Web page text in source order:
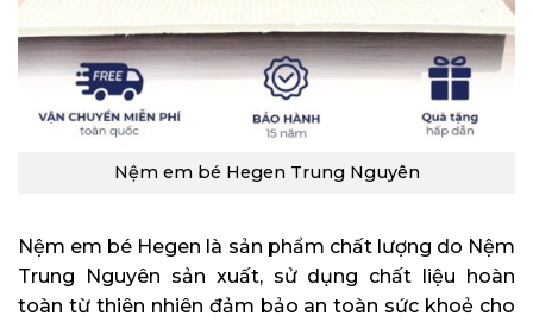
Nệm em bé Hegen Trung Nguyên
Nệm em bé Hegen là sản phẩm chất lượng do Nệm
Trung Nguyên sản xuất, sử dụng chất liệu hoàn
toàn từ thiên nhiên đảm bảo an toàn sức khoẻ cho